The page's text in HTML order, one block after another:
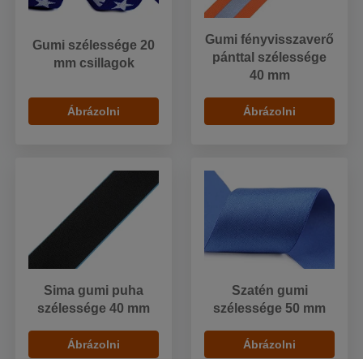
Gumi szélessége 20
mm csillagok
Ábrázolni
Gumi fényvisszaverő
pánttal szélessége
40 mm
Ábrázolni
Sima gumi puha
szélessége 40 mm
Ábrázolni
Szatén gumi
szélessége 50 mm
Ábrázolni